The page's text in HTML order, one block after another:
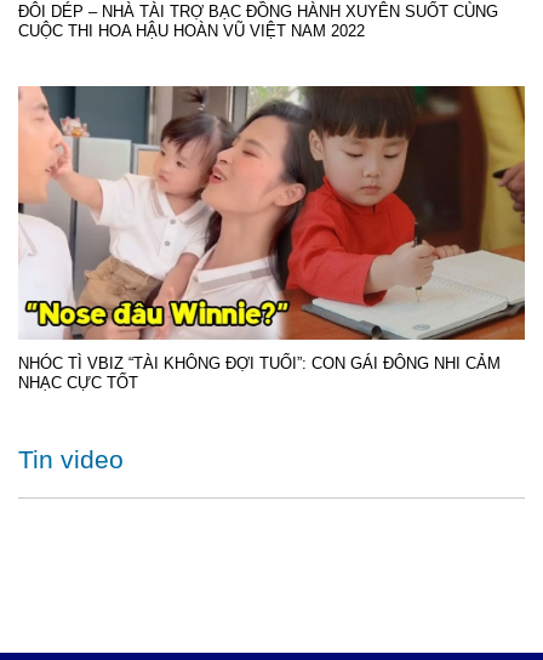
ĐÔI DÉP – NHÀ TÀI TRỢ BẠC ĐỒNG HÀNH XUYÊN SUỐT CÙNG
CUỘC THI HOA HẬU HOÀN VŨ VIỆT NAM 2022
NHÓC TÌ VBIZ “TÀI KHÔNG ĐỢI TUỔI”: CON GÁI ĐÔNG NHI CẢM
NHẠC CỰC TỐT
Tin video